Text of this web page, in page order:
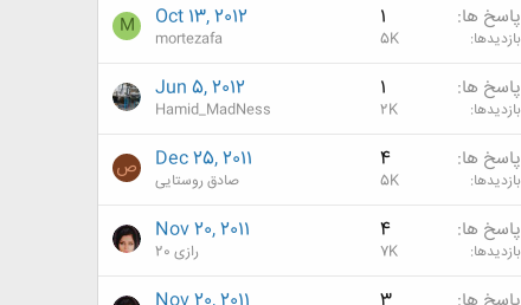
پاسخ ها 1
بازدیدها 5K
Oct 13, 2012
mortezafa
M
پاسخ ها 1
بازدیدها 2K
Jun 5, 2012
Hamid_MadNess
پاسخ ها 4
بازدیدها 5K
Dec 25, 2011
صادق روستایی ص
پاسخ ها 4
بازدیدها 7K
Nov 20, 2011
رازی 20